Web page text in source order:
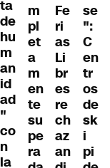
ta
de
hu
m
an
id
ad
"
co
n
la
m
pl
et
a
m
en
te
su
pe
ra
Fe
ri
as
Li
br
es
re
ch
az
an
se
":
C
en
tr
os
de
sk
i
pi